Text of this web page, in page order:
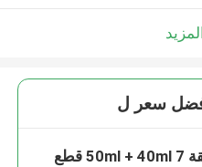
سعر ل
طابقة أنيقة 50ml + 40ml 7 قطع